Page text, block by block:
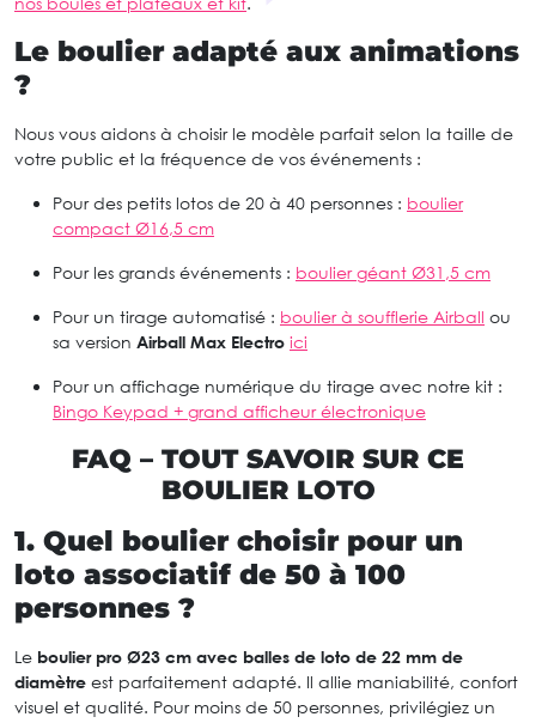
Le boulier adapté aux animations
?
Nous vous aidons à choisir le modèle parfait selon la taille de
votre public et la fréquence de vos événements :
Pour des petits lotos de 20 à 40 personnes : boulier
compact Ø16,5 cm
Pour les grands événements : boulier géant Ø31,5 cm
Pour un tirage automatisé : boulier à soufflerie Airball ou
sa version Airball Max Electro ici
Pour un affichage numérique du tirage avec notre kit :
Bingo Keypad + grand afficheur électronique
FAQ – TOUT SAVOIR SUR CE
BOULIER LOTO
1. Quel boulier choisir pour un
loto associatif de 50 à 100
personnes ?
Le boulier pro Ø23 cm avec balles de loto de 22 mm de
diamètre est parfaitement adapté. Il allie maniabilité, confort
visuel et qualité. Pour moins de 50 personnes, privilégiez un